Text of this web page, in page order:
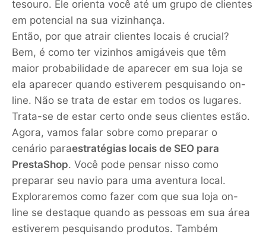
tesouro. Ele orienta você até um grupo de clientes
em potencial na sua vizinhança.
Então, por que atrair clientes locais é crucial?
Bem, é como ter vizinhos amigáveis que têm
maior probabilidade de aparecer em sua loja se
ela aparecer quando estiverem pesquisando on-
line. Não se trata de estar em todos os lugares.
Trata-se de estar certo onde seus clientes estão.
Agora, vamos falar sobre como preparar o
cenário paraestratégias locais de SEO para
PrestaShop. Você pode pensar nisso como
preparar seu navio para uma aventura local.
Exploraremos como fazer com que sua loja on-
line se destaque quando as pessoas em sua área
estiverem pesquisando produtos. Também